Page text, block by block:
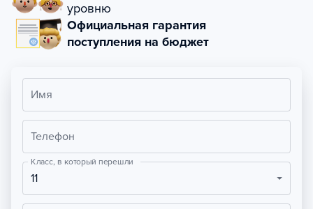
уровню
Официальная гарантия
поступления на бюджет
Имя
Телефон
Класс, в который перешли
11